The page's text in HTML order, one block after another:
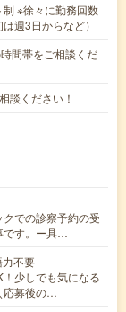
制 ※徐々に勤務回数
週3日からなど）
間帯をご相談くだ
談ください！
での診察予約の受
です。ー具…
力不要
少しでも気になる
応募後の…